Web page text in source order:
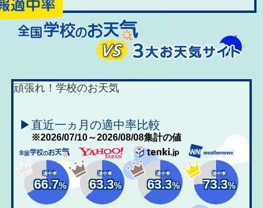
頑張れ！学校のお天気
▶直近一ヵ月の適中率比較
※2026/07/10～2026/08/08集計の値
適中率
66.7%
適中率
63.3%
適中率
63.3%
適中率
73.3%